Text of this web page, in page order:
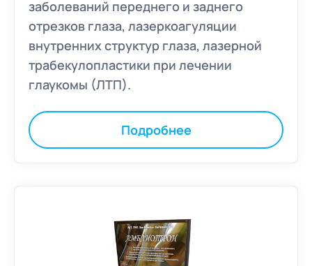
заболеваний переднего и заднего
отрезков глаза, лазеркоагуляции
внутренних структур глаза, лазерной
трабекулопластики при лечении
глаукомы (ЛТП).
Подробнее